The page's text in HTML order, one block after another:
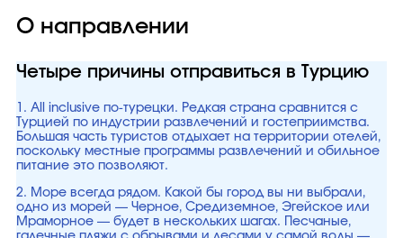
О направлении
Четыре причины отправиться в Турцию
1. All inclusive по-турецки. Редкая страна сравнится с
Турцией по индустрии развлечений и гостеприимства.
Большая часть туристов отдыхает на территории отелей,
поскольку местные программы развлечений и обильное
питание это позволяют.
2. Море всегда рядом. Какой бы город вы ни выбрали,
одно из морей — Черное, Средиземное, Эгейское или
Мраморное — будет в нескольких шагах. Песчаные,